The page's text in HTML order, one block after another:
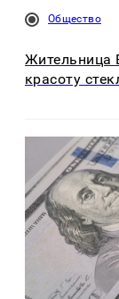
Общество
Жительница
красоту